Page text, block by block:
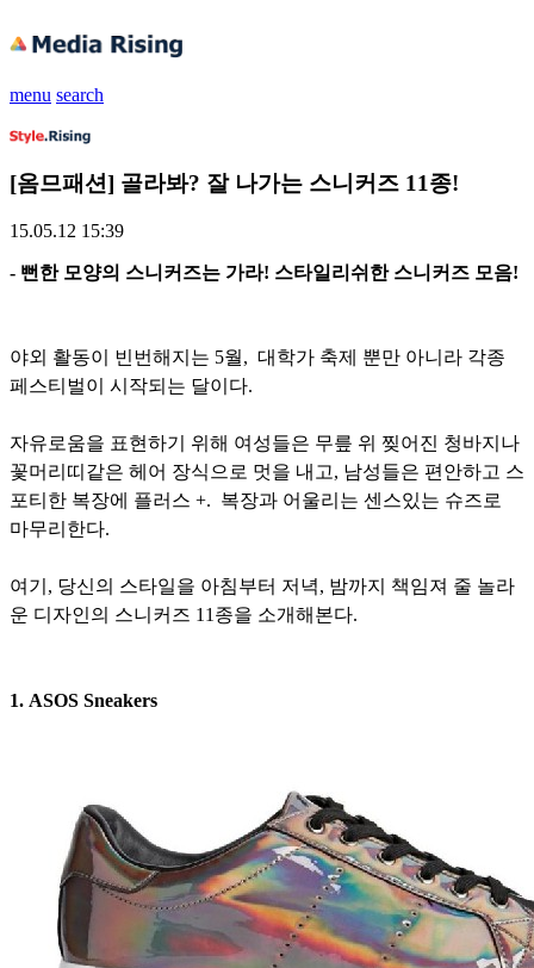
menu search
[옴므패션] 골라봐? 잘 나가는 스니커즈 11종!
15.05.12 15:39
- 뻔한 모양의 스니커즈는 가라! 스타일리쉬한 스니커즈 모음!
야외 활동이 빈번해지는 5월, 대학가 축제 뿐만 아니라 각종
페스티벌이 시작되는 달이다.
자유로움을 표현하기 위해 여성들은 무릎 위 찢어진 청바지나
꽃머리띠같은 헤어 장식으로 멋을 내고, 남성들은 편안하고 스
포티한 복장에 플러스 +. 복장과 어울리는 센스있는 슈즈로
마무리한다.
여기, 당신의 스타일을 아침부터 저녁, 밤까지 책임져 줄 놀라
운 디자인의 스니커즈 11종을 소개해본다.
1. ASOS Sneakers